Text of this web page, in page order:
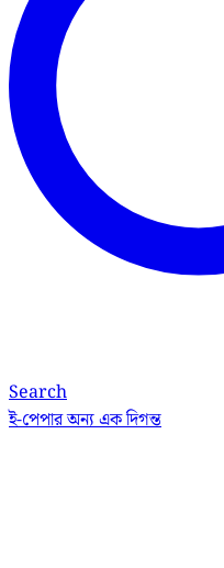
Search
ই-পেপারঅন্য এক দিগন্ত